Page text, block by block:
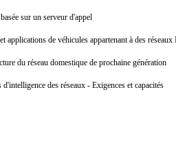
sur un serveur d'appel
applications de véhicules appartenant à des
du réseau domestique de prochaine génération
d'intelligence des réseaux - Exigences et capacités